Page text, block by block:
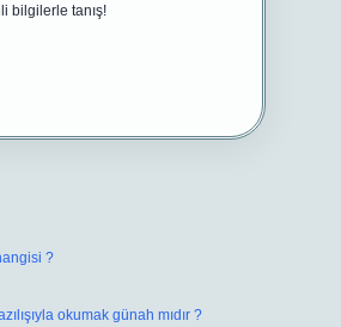
bilgilerle tanış!
?
okumak günah mıdır ?